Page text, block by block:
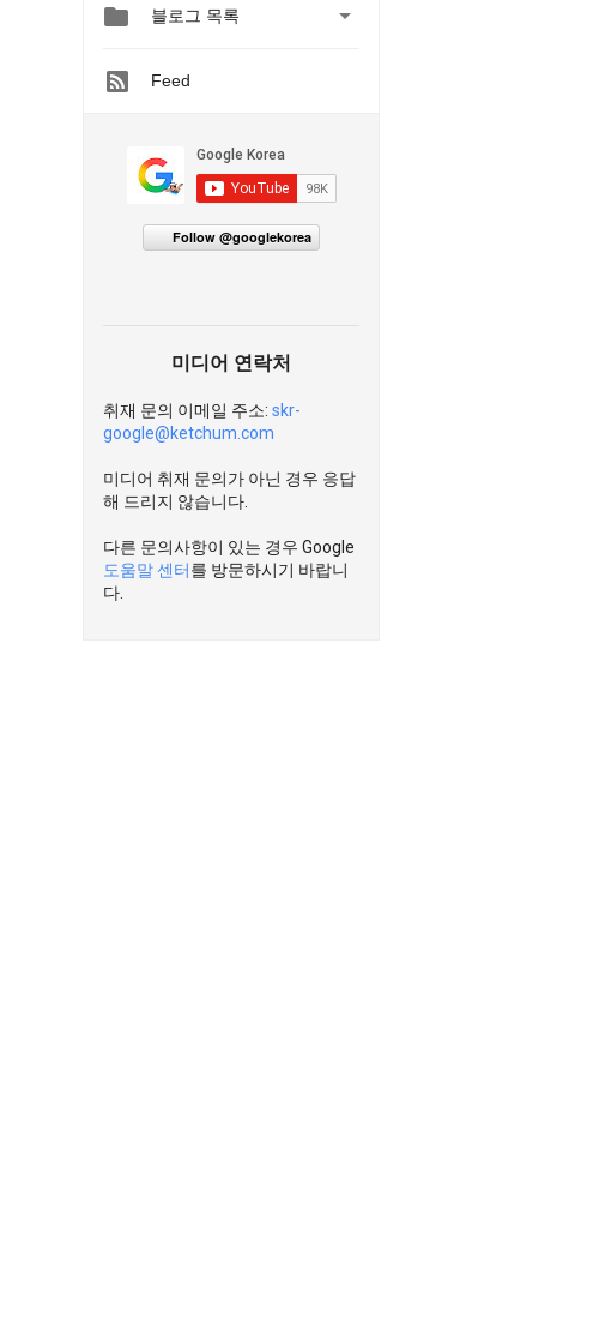
 블로그 목록 
Feed
Follow @googlekorea
미디어 연락처
취재 문의 이메일 주소: skr-
google@ketchum.com
미디어 취재 문의가 아닌 경우 응답
해 드리지 않습니다.
다른 문의사항이 있는 경우 Google
도움말 센터를 방문하시기 바랍니
다.